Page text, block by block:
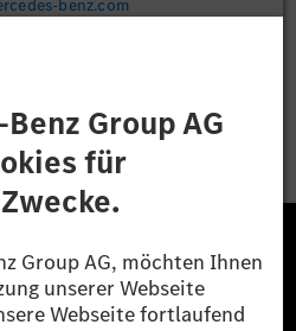
benz.com
Bewerben
Group.